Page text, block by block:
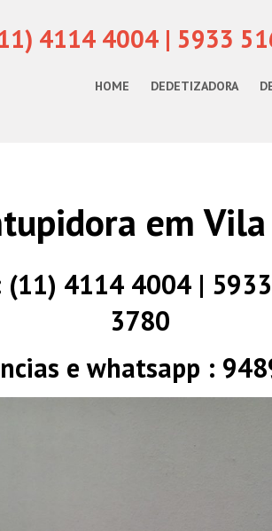
4114 4004 | 5933
HOME DEDETIZADORA
em
(11) 4114 4004 |
3780
e whatsapp :